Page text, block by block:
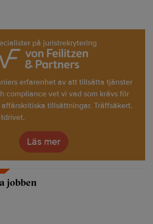
på juristrekrytering
erfarenhet av att tillsätta tjänster
compliance vet vi vad som krävs för
tillsättningar. Träffsäkert.
Läs mer
jobben